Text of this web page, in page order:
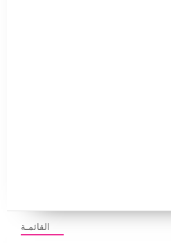
القائمـة